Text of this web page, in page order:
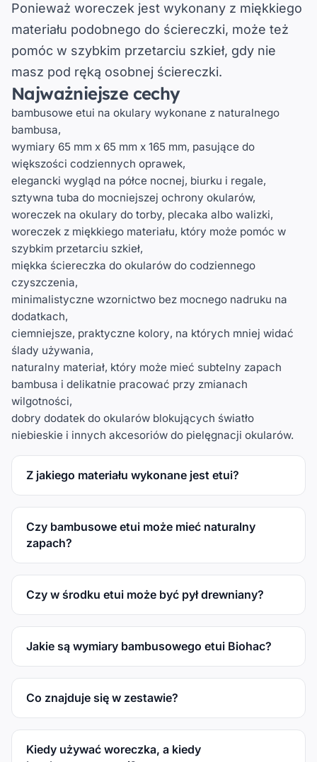
Ponieważ woreczek jest wykonany z miękkiego
materiału podobnego do ściereczki, może też
pomóc w szybkim przetarciu szkieł, gdy nie
masz pod ręką osobnej ściereczki.
Najważniejsze cechy
bambusowe etui na okulary wykonane z naturalnego
bambusa,
wymiary 65 mm x 65 mm x 165 mm, pasujące do
większości codziennych oprawek,
elegancki wygląd na półce nocnej, biurku i regale,
sztywna tuba do mocniejszej ochrony okularów,
woreczek na okulary do torby, plecaka albo walizki,
woreczek z miękkiego materiału, który może pomóc w
szybkim przetarciu szkieł,
miękka ściereczka do okularów do codziennego
czyszczenia,
minimalistyczne wzornictwo bez mocnego nadruku na
dodatkach,
ciemniejsze, praktyczne kolory, na których mniej widać
ślady używania,
naturalny materiał, który może mieć subtelny zapach
bambusa i delikatnie pracować przy zmianach
wilgotności,
dobry dodatek do okularów blokujących światło
niebieskie i innych akcesoriów do pielęgnacji okularów.
Z jakiego materiału wykonane jest etui?
Czy bambusowe etui może mieć naturalny
zapach?
Czy w środku etui może być pył drewniany?
Jakie są wymiary bambusowego etui Biohac?
Co znajduje się w zestawie?
Kiedy używać woreczka, a kiedy